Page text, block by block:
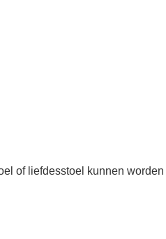
of liefdesstoel kunnen